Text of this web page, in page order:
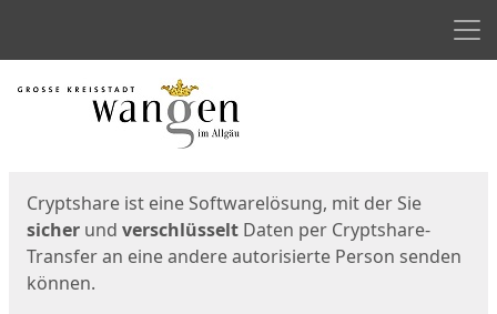
Start
Cryptshare ist eine Softwarelösung, mit der Sie
sicher und verschlüsselt Daten per Cryptshare-
Transfer an eine andere autorisierte Person senden
können.